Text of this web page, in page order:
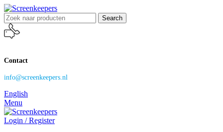
Search
Contact
info@screenkeepers.nl
English
Menu
Login / Register